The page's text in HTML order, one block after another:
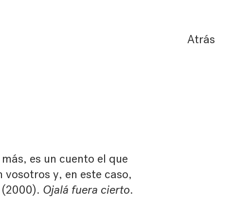
Atrás
es un cuento el que
y, en este caso,
Ojalá fuera cierto.